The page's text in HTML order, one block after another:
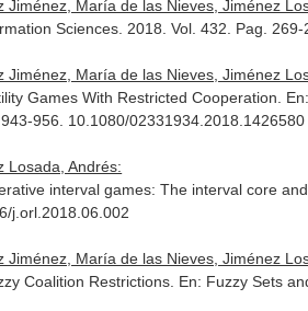
María de las Nieves, Jiménez
Sciences . 2018. Vol. 432. Pag.
María de las Nieves, Jiménez
Games With Restricted Cooperation.
943-956. 10.1080/02331934.2018.1426580
Losada, Andrés:
interval games: The interval core
j.orl.2018.06.002
María de las Nieves, Jiménez
Coalition Restrictions. En: Fuzzy Sets